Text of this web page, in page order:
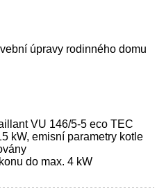
úpravy rodinného domu
VU 146/5-5 eco TEC
kW, emisní parametry kotle
do max. 4 kW